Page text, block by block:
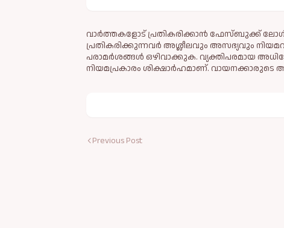
വാർത്തകളോട് പ്രതികരിക്കാൻ ഫേസ്ബുക്ക്
പ്രതികരിക്കുന്നവര്‍ അശ്ലീലവും അസഭ്യവും
പരാമര്‍ശങ്ങള്‍ ഒഴിവാക്കുക. വ്യക്തിപരമായ
നിയമപ്രകാരം ശിക്ഷാര്‍ഹമാണ്. വായനക്കാരുടെ
Previous Post